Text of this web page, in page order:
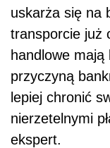
uskarża się na
transporcie już
handlowe mają
przyczyną
lepiej chronić
nierzetelnymi
ekspert.